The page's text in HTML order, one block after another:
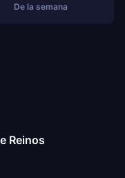
De la semana
Reinos